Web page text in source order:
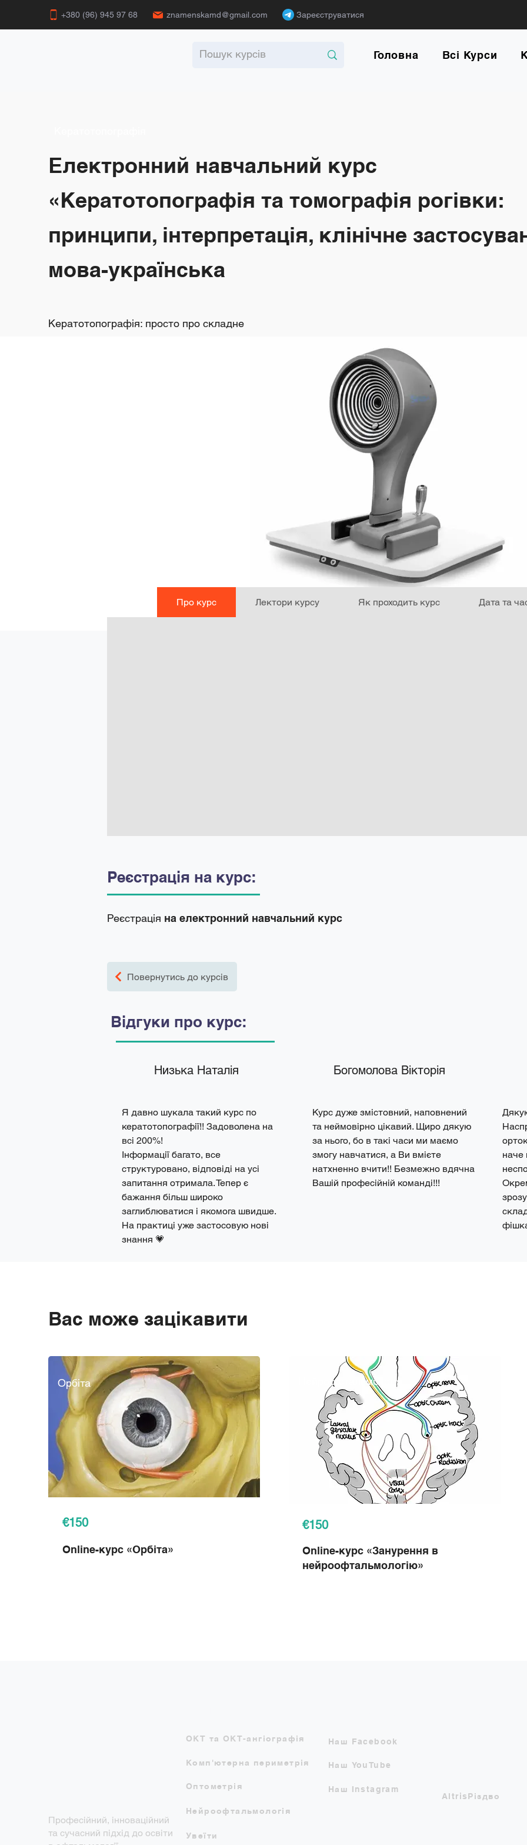
+380 (96) 945 97 68 znamenskamd@gmail.com Зареєструватися
Головна Всі Курси
Електронний навчальний курс
«Кератотопографія та томографія рогівки:
принципи, інтерпретація, клінічне
мова-українська
Кератотопографія: просто про складне
Про курс Лектори курсу Як проходить курс Дата та
Реєстрація на курс:
Повернутись до курсів
Реєстрація на електронний навчальний курс
Відгуки про курс:
Низька Наталія
Я давно шукала такий курс по
кератотопографії!! Задоволена на
всі 200%!
Інформації багато, все
структуровано, відповіді на усі
запитання отримала. Тепер є
бажання більш широко
заглиблюватися і якомога швидше.
На практиці уже застосовую нові
знання 💗
Богомолова Вікторія
Курс дуже змістовний, наповнений
та неймовірно цікавий. Щиро дякую
за нього, бо в такі часи ми маємо
змогу навчатися, а Ви вмієте
натхненно вчити!! Безмежно вдячна
Вашій професійній команді!!!
наче
Вас може зацікавити
Орбіта
€150
Online-курс «Орбіта»
Нейроофтальмологія
€150
Online-курс «Занурення в
нейроофтальмологію»
Професійний, інноваційний
та сучасний підхід до освіти
ОКТ та ОКТ-ангіографія
Комп'ютерна периметрія
Оптометрія
Нейроофтальмологія
Увеїти
Наш Facebook
Наш YouTube
Наш Instagram
AltrisРіздво